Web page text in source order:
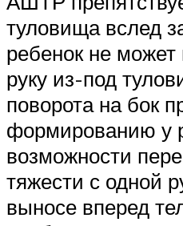
туловища вслед
ребенок не
руку из-под
поворота на бок
формированию у
возможности
тяжести с одной
выносе вперед